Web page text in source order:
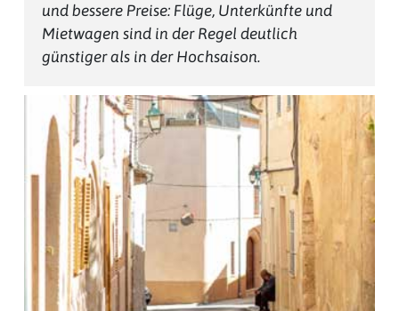
und bessere Preise: Flüge, Unterkünfte und
Mietwagen sind in der Regel deutlich
günstiger als in der Hochsaison.